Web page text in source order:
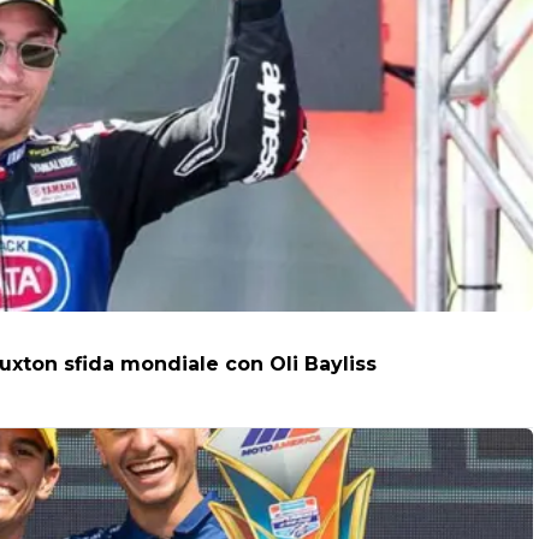
sfida mondiale con Oli Bayliss